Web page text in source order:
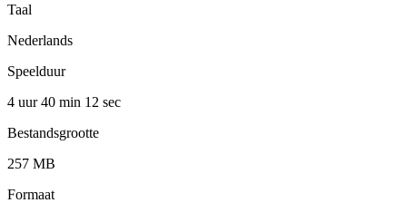
Taal
Nederlands
Speelduur
4 uur 40 min 12 sec
Bestandsgrootte
257 MB
Formaat